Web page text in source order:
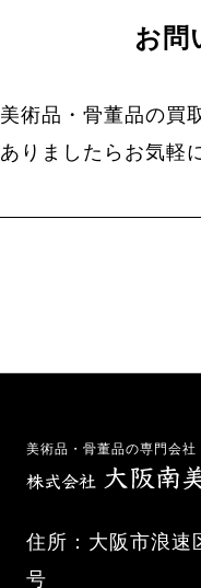
お問
美術品・骨董品の買
ありましたらお気軽
美術品・骨董品の専門会社
住所：大阪市浪速
号